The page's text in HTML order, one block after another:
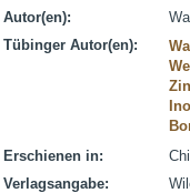
Autor(en):
Tübinger Autor(en):
Erschienen in:
Verlagsangabe: